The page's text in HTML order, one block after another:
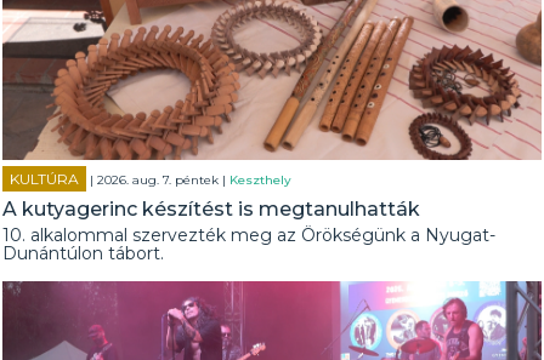
KULTÚRA | 2026. aug. 7. péntek | Keszthely
A kutyagerinc készítést is megtanulhatták
10. alkalommal szervezték meg az Örökségünk a Nyugat-
Dunántúlon tábort.